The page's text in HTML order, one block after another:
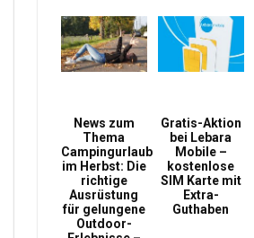
News zum
Thema
Campingurlaub
im Herbst: Die
richtige
Ausrüstung
für gelungene
Outdoor-
Gratis-Aktion
bei Lebara
Mobile –
kostenlose
SIM Karte mit
Extra-
Guthaben